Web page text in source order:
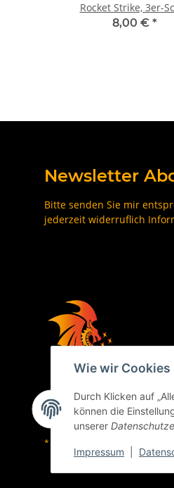
Wie wir Cookies
Durch Klicken auf
können die
unserer
Impressum
Rocket Strike, 3er-
8,00 € *
Newsletter
Bitte senden Sie mir
jederzeit widerruflich
* Alle Preise inkl. gesetzlicher USt.